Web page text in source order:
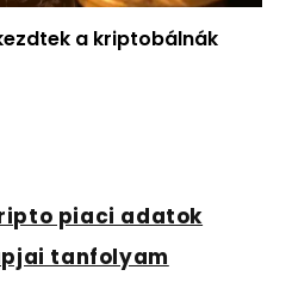
a kriptobálnák
piaci adatok
tanfolyam